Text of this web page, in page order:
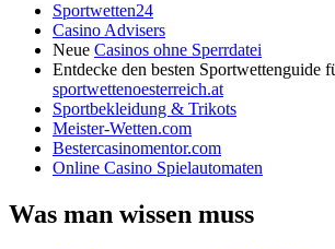
Sportwetten24
Casino Advisers
Neue Casinos ohne Sperrdatei
Entdecke den besten Sportwettenguide
sportwettenoesterreich.at
Sportbekleidung & Trikots
Meister-Wetten.com
Bestercasinomentor.com
Online Casino Spielautomaten
Was man wissen muss